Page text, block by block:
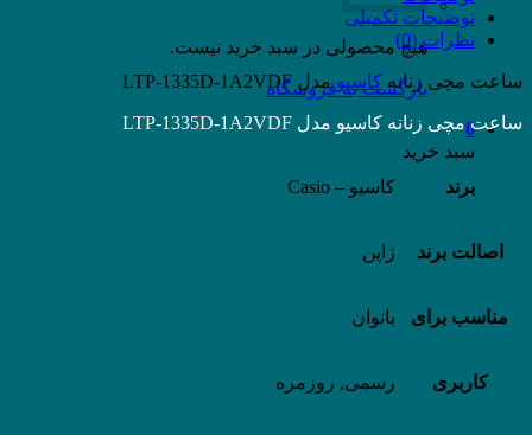
هیچ محصولی در سبد خرید نیست.
بازگشت به فروشگاه
0
سبد خرید
توضیحات تکمیلی
نظرات (0)
ساعت مچی زنانه کاسیومدل LTP-1335D-1A2VDF
ساعت مچی زنانه کاسیو مدل LTP-1335D-1A2VDF
برند کاسیو – Casio
اصالت برند ژاپن
مناسب برای بانوان
کاربری رسمی, روزمره